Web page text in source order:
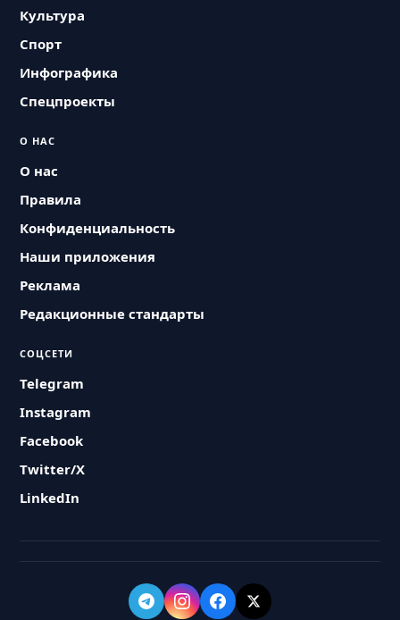
Культура
Спорт
Инфографика
Спецпроекты
О НАС
О нас
Правила
Конфиденциальность
Наши приложения
Реклама
Редакционные стандарты
СОЦСЕТИ
Telegram
Instagram
Facebook
Twitter/X
LinkedIn